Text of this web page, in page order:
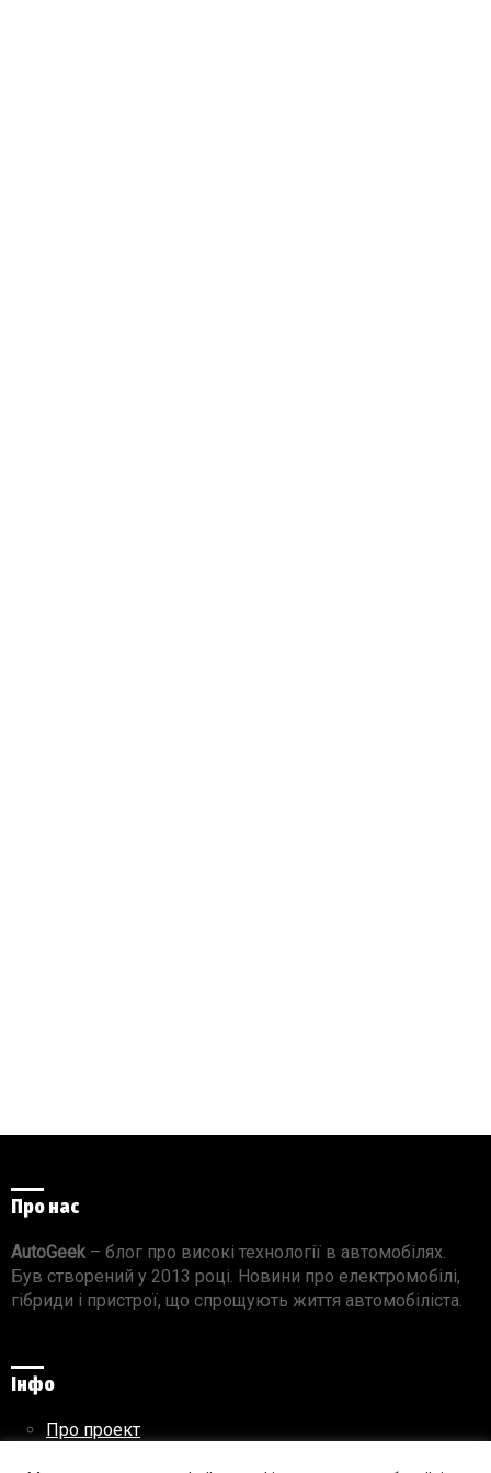
Про нас
AutoGeek– блог про високі технології в автомобілях.
Був створений у 2013 році. Новини про електромобілі,
гібриди і пристрої, що спрощують життя автомобіліста.
Інфо
Про проект